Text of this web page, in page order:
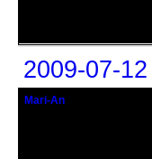
2009-07-
Mari-An